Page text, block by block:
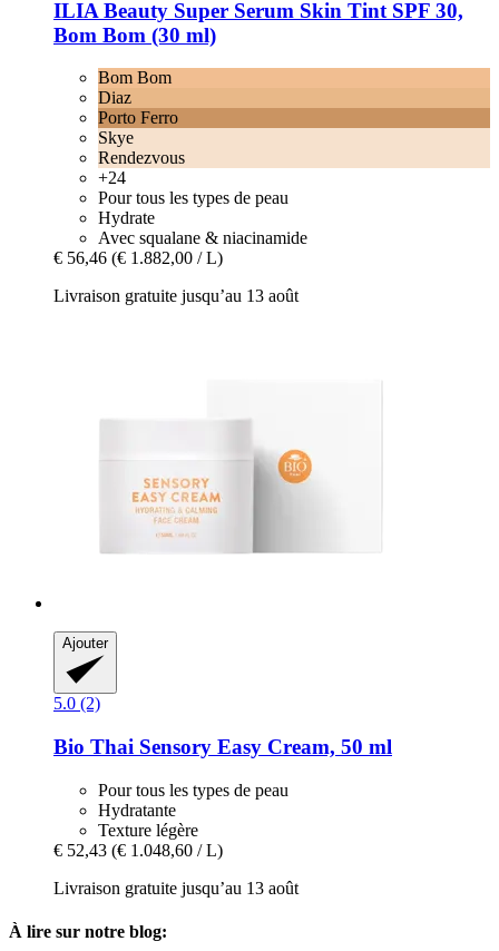
ILIA Beauty Super Serum Skin Tint SPF 30,
Bom Bom (30 ml)
Bom Bom
Diaz
Porto Ferro
Skye
Rendezvous
+24
Pour tous les types de peau
Hydrate
Avec squalane & niacinamide
€ 56,46 (€ 1.882,00 / L)
Livraison gratuite jusqu’au 13 août
Ajouter
5.0 (2)
Bio Thai Sensory Easy Cream, 50 ml
Pour tous les types de peau
Hydratante
Texture légère
€ 52,43 (€ 1.048,60 / L)
Livraison gratuite jusqu’au 13 août
À lire sur notre blog: